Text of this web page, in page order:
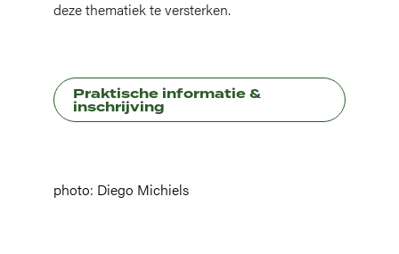
deze thematiek te versterken.
Praktische informatie &
inschrijving
photo: Diego Michiels